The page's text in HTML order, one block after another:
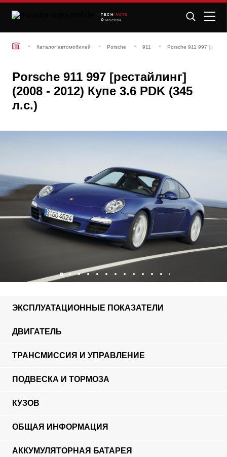
TECH /AUTO
МОСКВА
Каталог автомобилей Porsche 911 Porsche 911 997
Porsche 911 997 [рестайлинг]
(2008 - 2012) Купе 3.6 PDK (345
л.с.)
ЭКСПЛУАТАЦИОННЫЕ ПОКАЗАТЕЛИ
ДВИГАТЕЛЬ
ТРАНСМИССИЯ И УПРАВЛЕНИЕ
ПОДВЕСКА И ТОРМОЗА
КУЗОВ
ОБЩАЯ ИНФОРМАЦИЯ
АККУМУЛЯТОРНАЯ БАТАРЕЯ